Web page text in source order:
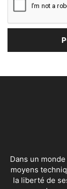
Dans un
moyens
la liberté de